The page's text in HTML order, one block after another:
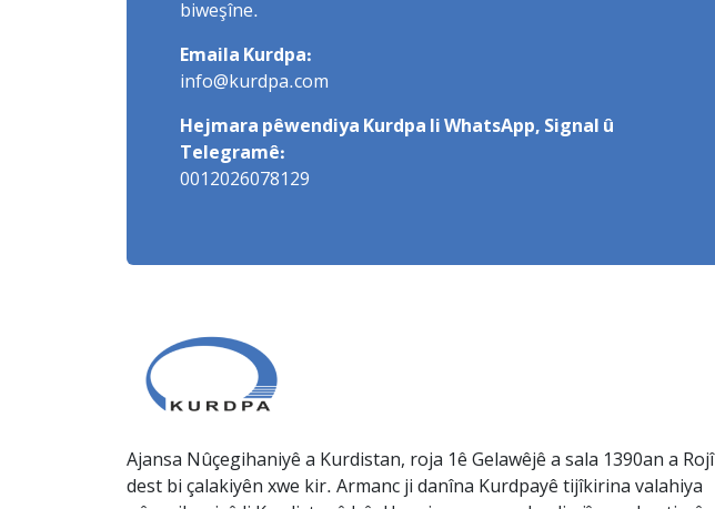
biweşîne.
Emaila Kurdpa:
info@kurdpa.com
Hejmara pêwendiya Kurdpa li WhatsApp, Signal û
Telegramê:
0012026078129
Ajansa Nûçegihaniyê a Kurdistan, roja 1ê Gelawêjê a sala 1390an a Rojî
dest bi çalakiyên xwe kir. Armanc ji danîna Kurdpayê tijîkirina valahiya